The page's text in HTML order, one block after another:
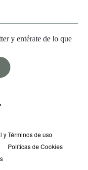
y entérate de lo que
y Términos de uso
Políticas de Cookies